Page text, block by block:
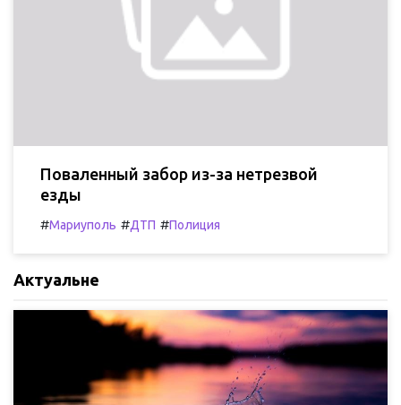
Поваленный забор из-за нетрезвой
езды
#Мариуполь #ДТП #Полиция
Актуальне